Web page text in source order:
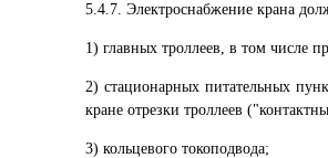
5.4.7. Электроснабжение крана
1) главных троллеев, в том числе
2) стационарных питательных
кране отрезки троллеев
3) кольцевого токоподвода;